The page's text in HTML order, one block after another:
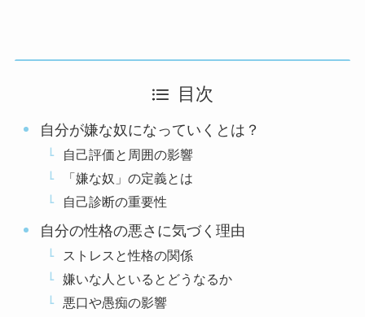
目次
自分が嫌な奴になっていくとは？
自己評価と周囲の影響
「嫌な奴」の定義とは
自己診断の重要性
自分の性格の悪さに気づく理由
ストレスと性格の関係
嫌いな人といるとどうなるか
悪口や愚痴の影響